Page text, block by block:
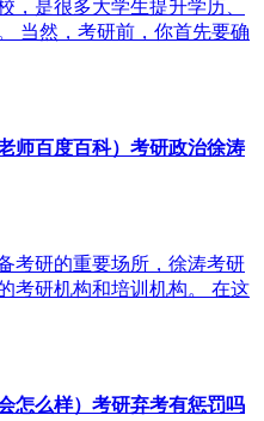
，是很多大学生提升学历、
当然，考研前，你首先要确
师百度百科）考研政治徐涛
考研的重要场所，徐涛考研
考研机构和培训机构。 在这
怎么样）考研弃考有惩罚吗